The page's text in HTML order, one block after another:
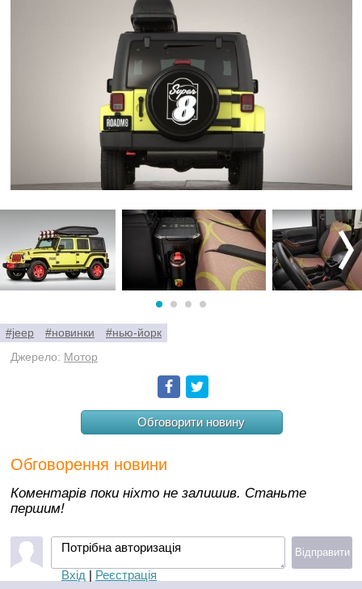
#jeep #новинки
#нью-йорк
Джерело: Мотор
Facebook
Обговорити новину
Обговорення новини
Коментарів поки ніхто не залишив. Станьте
першим!
Потрібна авторизація
Вхід | Реєстрація
Відправити